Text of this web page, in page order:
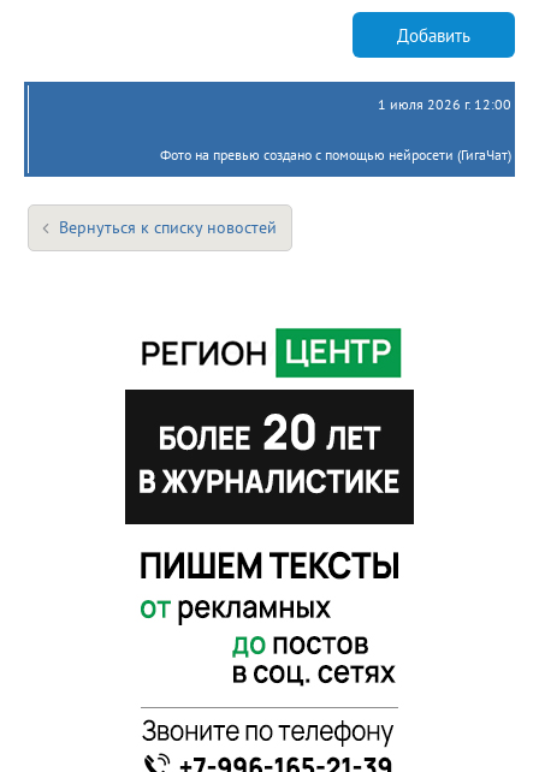
Добавить
1 июля 2026 г. 12:00
Фото на превью создано с помощью нейросети (ГигаЧат)
Вернуться к списку новостей